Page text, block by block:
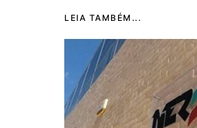
LEIA TAMBÉM...